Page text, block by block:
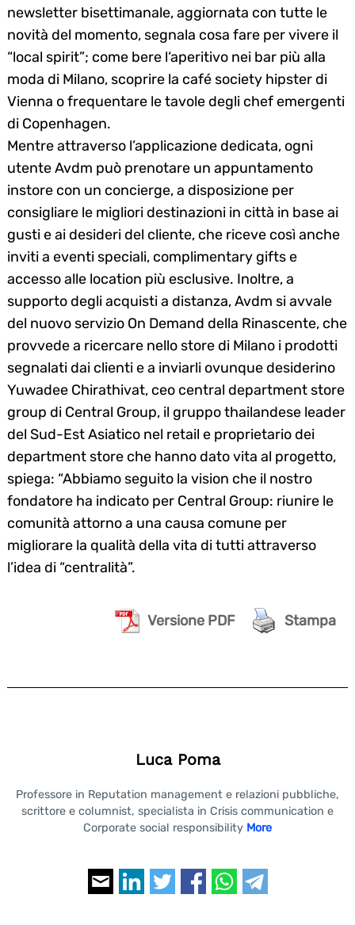
newsletter bisettimanale, aggiornata con tutte le
novità del momento, segnala cosa fare per vivere il
“local spirit”; come bere l‘aperitivo nei bar più alla
moda di Milano, scoprire la café society hipster di
Vienna o frequentare le tavole degli chef emergenti
di Copenhagen.
Mentre attraverso l’applicazione dedicata, ogni
utente Avdm può prenotare un appuntamento
instore con un concierge, a disposizione per
consigliare le migliori destinazioni in città in base ai
gusti e ai desideri del cliente, che riceve così anche
inviti a eventi speciali, complimentary gifts e
accesso alle location più esclusive. Inoltre, a
supporto degli acquisti a distanza, Avdm si avvale
del nuovo servizio On Demand della Rinascente, che
provvede a ricercare nello store di Milano i prodotti
segnalati dai clienti e a inviarli ovunque desiderino
Yuwadee Chirathivat, ceo central department store
group di Central Group, il gruppo thailandese leader
del Sud-Est Asiatico nel retail e proprietario dei
department store che hanno dato vita al progetto,
spiega: “Abbiamo seguito la vision che il nostro
fondatore ha indicato per Central Group: riunire le
comunità attorno a una causa comune per
migliorare la qualità della vita di tutti attraverso
l’idea di “centralità”.
Versione PDF Stampa
Luca Poma
Professore in Reputation management e relazioni pubbliche,
scrittore e columnist, specialista in Crisis communication e
Corporate social responsibility More
Search
for: